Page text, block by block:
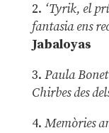
2. ‘Tyrik, el
fantasia ens
Jabaloyas
3. Paula
Chirbes des
4. Memòries